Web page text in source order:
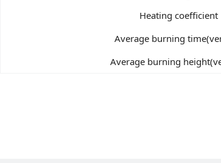
Heating coefficient
Average burning
Average burning